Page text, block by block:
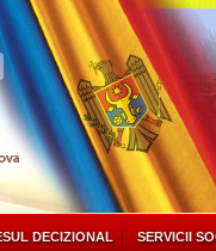
DECIZIONAL SERVICII